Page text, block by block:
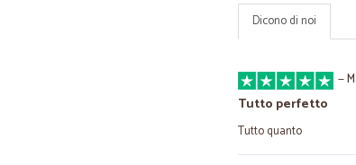
Dicono di noi
—
Tutto perfetto
Tutto quanto